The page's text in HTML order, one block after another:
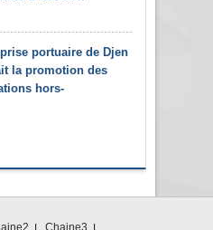
portuaire de Djen
la promotion des
hors-
Chaine3